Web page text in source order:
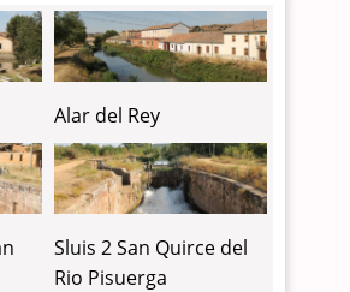
Alar del Rey
Sluis 2 San Quirce del
Rio Pisuerga